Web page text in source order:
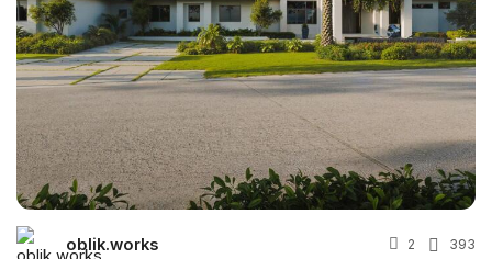
oblik.works 2 393